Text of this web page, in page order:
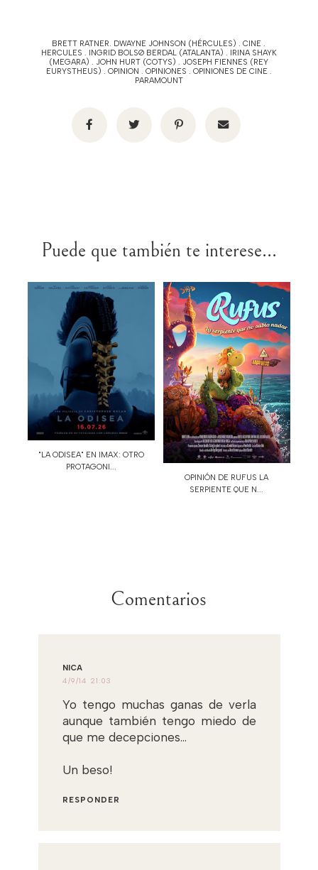
BRETT RATNER. DWAYNE JOHNSON (HÉRCULES) .CINE .
HERCULES . INGRID BOLSØ BERDAL (ATALANTA) .
IRINA SHAYK
(MEGARA) . JOHN HURT (COTYS) . JOSEPH FIENNES (REY
EURYSTHEUS) . OPINION . OPINIONES . OPINIONES DE CINE .
PARAMOUNT
Puede que también te interese...
"LA ODISEA" EN IMAX: OTRO
PROTAGONI...
OPINIÓN DE RUFUS LA
SERPIENTE QUE N...
Comentarios
NICA
4/9/14 21:03
Yo tengo muchas ganas de verla
aunque también tengo miedo de
que me decepciones...
Un beso!
RESPONDER